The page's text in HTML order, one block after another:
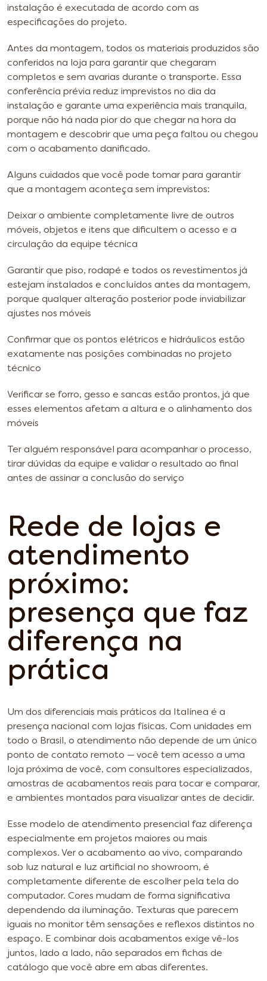
instalação é executada de acordo com as
especificações do projeto.
Antes da montagem, todos os materiais produzidos são
conferidos na loja para garantir que chegaram
completos e sem avarias durante o transporte. Essa
conferência prévia reduz imprevistos no dia da
instalação e garante uma experiência mais tranquila,
porque não há nada pior do que chegar na hora da
montagem e descobrir que uma peça faltou ou chegou
com o acabamento danificado.
Alguns cuidados que você pode tomar para garantir
que a montagem aconteça sem imprevistos:
Deixar o ambiente completamente livre de outros
móveis, objetos e itens que dificultem o acesso e a
circulação da equipe técnica
Garantir que piso, rodapé e todos os revestimentos já
estejam instalados e concluídos antes da montagem,
porque qualquer alteração posterior pode inviabilizar
ajustes nos móveis
Confirmar que os pontos elétricos e hidráulicos estão
exatamente nas posições combinadas no projeto
técnico
Verificar se forro, gesso e sancas estão prontos, já que
esses elementos afetam a altura e o alinhamento dos
móveis
Ter alguém responsável para acompanhar o processo,
tirar dúvidas da equipe e validar o resultado ao final
antes de assinar a conclusão do serviço
Rede de lojas e
atendimento
próximo:
presença que faz
diferença na
prática
Um dos diferenciais mais práticos da Italínea é a
presença nacional com lojas físicas. Com unidades em
todo o Brasil, o atendimento não depende de um único
ponto de contato remoto — você tem acesso a uma
loja próxima de você, com consultores especializados,
amostras de acabamentos reais para tocar e comparar,
e ambientes montados para visualizar antes de decidir.
Esse modelo de atendimento presencial faz diferença
especialmente em projetos maiores ou mais
complexos. Ver o acabamento ao vivo, comparando
sob luz natural e luz artificial no showroom, é
completamente diferente de escolher pela tela do
computador. Cores mudam de forma significativa
dependendo da iluminação. Texturas que parecem
iguais no monitor têm sensações e reflexos distintos no
espaço. E combinar dois acabamentos exige vê-los
juntos, lado a lado, não separados em fichas de
catálogo que você abre em abas diferentes.